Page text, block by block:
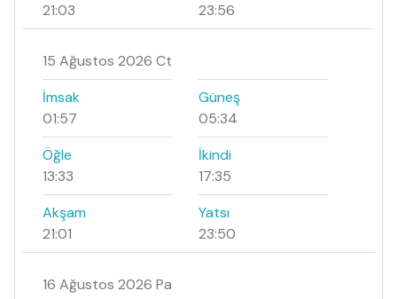
21:03
23:56
15 Ağustos 2026 Ct
İmsak
01:57
Güneş
05:34
Öğle
13:33
İkindi
17:35
Akşam
21:01
Yatsı
23:50
16 Ağustos 2026 Pa